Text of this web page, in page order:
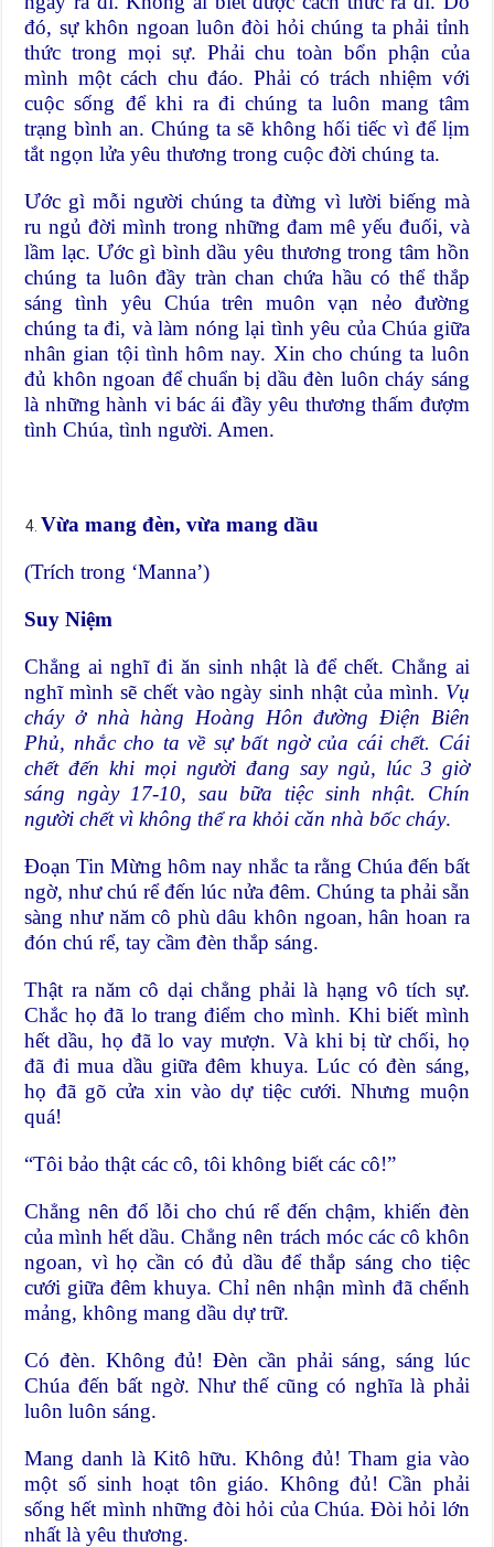
đó, sự khôn ngoan luôn đòi hỏi chúng ta phải tỉnh
thức trong mọi sự. Phải chu toàn bổn phận của
mình một cách chu đáo. Phải có trách nhiệm với
cuộc sống để khi ra đi chúng ta luôn mang tâm
trạng bình an. Chúng ta sẽ không hối tiếc vì để lịm
tắt ngọn lửa yêu thương trong cuộc đời chúng ta.
Ước gì mỗi người chúng ta đừng vì lười biếng mà
ru ngủ đời mình trong những đam mê yếu đuối, và
lầm lạc. Ước gì bình dầu yêu thương trong tâm hồn
chúng ta luôn đầy tràn chan chứa hầu có thể thắp
sáng tình yêu Chúa trên muôn vạn nẻo đường
chúng ta đi, và làm nóng lại tình yêu của Chúa giữa
nhân gian tội tình hôm nay. Xin cho chúng ta luôn
đủ khôn ngoan để chuẩn bị dầu đèn luôn cháy sáng
là những hành vi bác ái đầy yêu thương thấm đượm
tình Chúa, tình người. Amen.
Vừa mang đèn, vừa mang dầu
(Trích trong ‘Manna’)
Suy Niệm
Chẳng ai nghĩ đi ăn sinh nhật là để chết. Chẳng ai
nghĩ mình sẽ chết vào ngày sinh nhật của mình. Vụ
cháy ở nhà hàng Hoàng Hôn đường Điện Biên
Phủ, nhắc cho ta về sự bất ngờ của cái chết. Cái
chết đến khi mọi người đang say ngủ, lúc 3 giờ
sáng ngày 17-10, sau bữa tiệc sinh nhật. Chín
người chết vì không thể ra khỏi căn nhà bốc cháy.
Đoạn Tin Mừng hôm nay nhắc ta rằng Chúa đến bất
ngờ, như chú rể đến lúc nửa đêm. Chúng ta phải sẵn
sàng như năm cô phù dâu khôn ngoan, hân hoan ra
đón chú rể, tay cầm đèn thắp sáng.
Thật ra năm cô dại chẳng phải là hạng vô tích sự.
Chắc họ đã lo trang điểm cho mình. Khi biết mình
hết dầu, họ đã lo vay mượn. Và khi bị từ chối, họ
đã đi mua dầu giữa đêm khuya. Lúc có đèn sáng,
họ đã gõ cửa xin vào dự tiệc cưới. Nhưng muộn
quá!
“Tôi bảo thật các cô, tôi không biết các cô!”
Chẳng nên đổ lỗi cho chú rể đến chậm, khiến đèn
của mình hết dầu. Chẳng nên trách móc các cô khôn
ngoan, vì họ cần có đủ dầu để thắp sáng cho tiệc
cưới giữa đêm khuya. Chỉ nên nhận mình đã chểnh
mảng, không mang dầu dự trữ.
Có đèn. Không đủ! Đèn cần phải sáng, sáng lúc
Chúa đến bất ngờ. Như thế cũng có nghĩa là phải
luôn luôn sáng.
Mang danh là Kitô hữu. Không đủ! Tham gia vào
một số sinh hoạt tôn giáo. Không đủ! Cần phải
sống hết mình những đòi hỏi của Chúa. Đòi hỏi lớn
nhất là yêu thương.